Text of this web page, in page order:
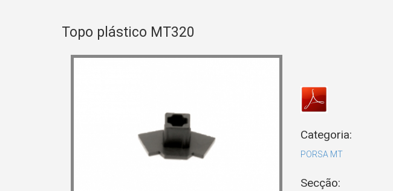
Topo plástico MT320
Categoria:
PORSA MT
Secção: